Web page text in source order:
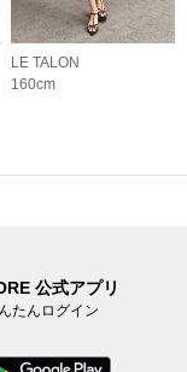
LE TALON
160cm
公式アプリ
たんログイン